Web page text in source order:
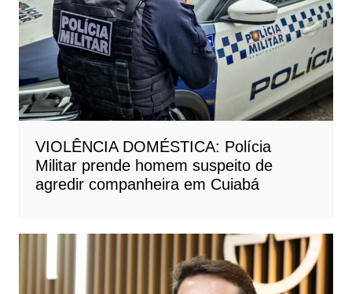
VIOLÊNCIA DOMÉSTICA: Polícia
Militar prende homem suspeito de
agredir companheira em Cuiabá